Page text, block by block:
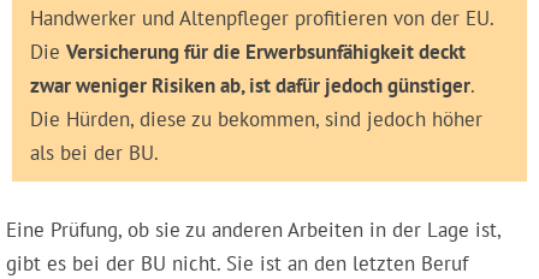
Handwerker und Altenpfleger profitieren von der EU.
Die Versicherung für die Erwerbsunfähigkeit deckt
zwar weniger Risiken ab, ist dafür jedoch günstiger.
Die Hürden, diese zu bekommen, sind jedoch höher
als bei der BU.
Eine Prüfung, ob sie zu anderen Arbeiten in der Lage ist,
gibt es bei der BU nicht. Sie ist an den letzten Beruf